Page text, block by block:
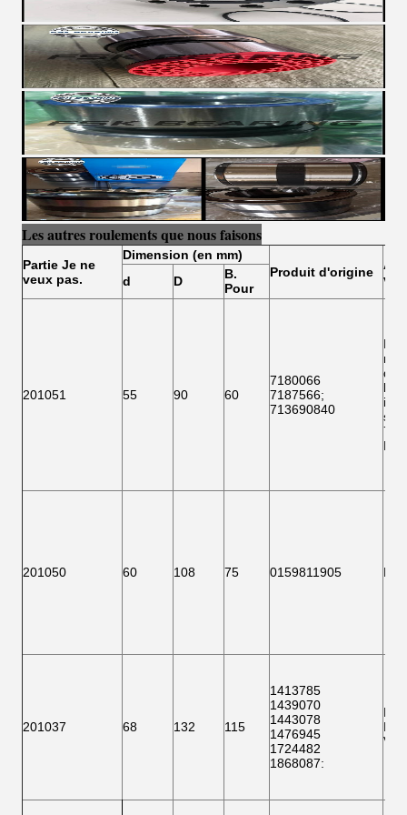
Les autres roulements que nous faisons
Partie Je ne
veux pas.
Dimension (en mm)
Produit d'origine
d D
B.
Pour
201051 55 90 60
7180066
7187566;
713690840
les
F
201050 60 108 75 0159811905 F
201037 68 132 115
1413785
1439070
1443078
1476945
1724482
1868087:
F